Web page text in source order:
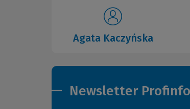
Agata Kaczyńska
Newsletter